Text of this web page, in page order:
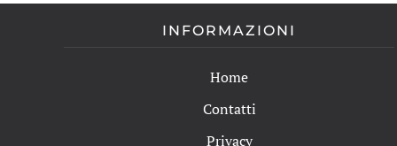
INFORMAZIONI
Home
Contatti
Privacy